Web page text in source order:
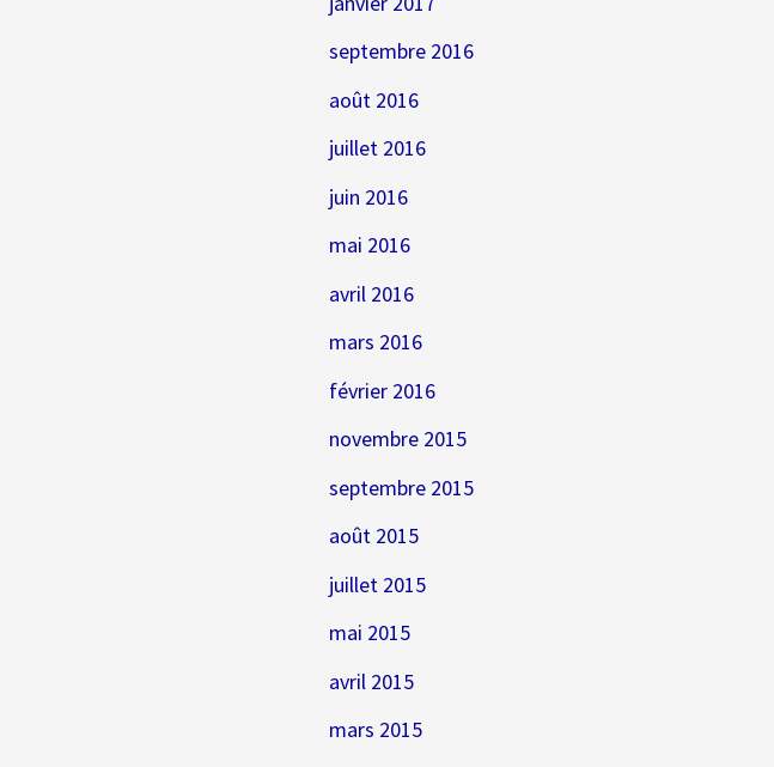
septembre 2016
août 2016
juillet 2016
juin 2016
mai 2016
avril 2016
mars 2016
février 2016
novembre 2015
septembre 2015
août 2015
juillet 2015
mai 2015
avril 2015
mars 2015